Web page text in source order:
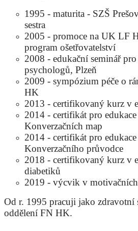
1995 - maturita - SZŠ
sestra
2005 - promoce na UK LF
program ošetřovatelství
2008 - edukační seminář pro
psychologů, Plzeň
2009 - sympózium péče o
HK
2013 - certifikovaný kurz v
2014 - certifikát pro
Konverzačních map
2014 - certifikát pro
Konverzačního průvodce
2018 - certifikovaný kurz v
diabetiků
2019 - výcvik v
Od r. 1995 pracuji jako zdravotní
oddělení FN HK.